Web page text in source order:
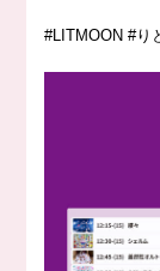
#LITMOON #り